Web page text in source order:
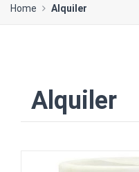
Home Alquiler
Alquiler